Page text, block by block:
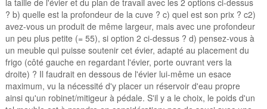
la taille de l'évier et du plan de travail avec les 2 options ci-dessus
? b) quelle est la profondeur de la cuve ? c) quel est son prix ? c2)
avez-vous un produit de même largeur, mais avec une profondeur
un peu plus petite (= 55), si option 2 ci-dessus ? d) pensez-vous à
un meuble qui puisse soutenir cet évier, adapté au placement du
frigo (côté gauche en regardant l'évier, porte ouvrant vers la
droite) ? Il faudrait en dessous de l'évier lui-même un esace
maximum, vu la nécessité d'y placer un réservoir d'eau propre
ainsi qu'un robinet/mitigeur à pédale. S'il y a le choix, le poids d'un